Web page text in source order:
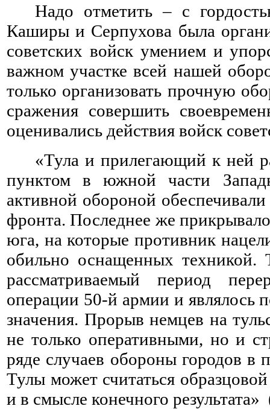
Надо отметить – с
Каширы и Серпухова была
советских войск умением и
важном участке всей нашей
только организовать прочную
сражения совершить
оценивались действия войск
«Тула и прилегающий к ней
пунктом в южной части
активной обороной
фронта. Последнее же
юга, на которые противник
обильно оснащенных техникой.
рассматриваемый период
операции 50-й армии и являлось
значения. Прорыв немцев на
не только оперативными, но и
ряде случаев обороны городов в
Тулы может считаться
и в смысле конечного